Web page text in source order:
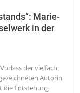
Marie-
in der
der vielfach
Autorin
die Entstehung